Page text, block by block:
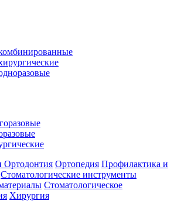
Ортодонтия Ортопедия Профилактика и
Стоматологические инструменты
Стоматологическое
Хирургия